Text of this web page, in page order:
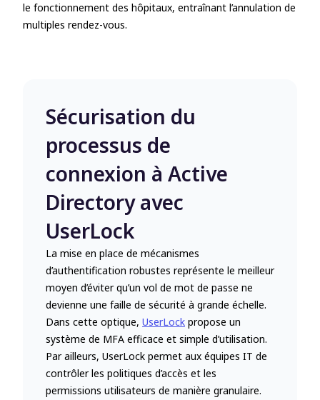
le fonctionnement des hôpitaux, entraînant l’annulation de
multiples rendez-vous.
Sécurisation du
processus de
connexion à Active
Directory avec
UserLock
La mise en place de mécanismes
d’authentification robustes représente le meilleur
moyen d’éviter qu’un vol de mot de passe ne
devienne une faille de sécurité à grande échelle.
Dans cette optique, UserLock propose un
système de MFA efficace et simple d’utilisation.
Par ailleurs, UserLock permet aux équipes IT de
contrôler les politiques d’accès et les
permissions utilisateurs de manière granulaire.